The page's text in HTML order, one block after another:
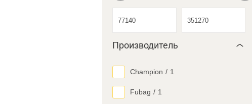
Производитель
Champion / 1
Fubag / 1